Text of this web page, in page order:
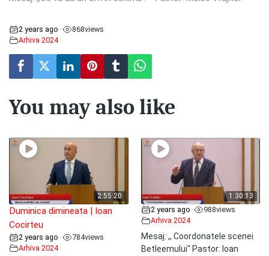
2 years ago • 868views
Arhiva 2024
You may also like
2:55:20
Duminica dimineata | Ioan
Cocirteu
2 years ago • 784views
Arhiva 2024
1:30:13
2 years ago • 988views
Arhiva 2024
Mesaj: ,, Coordonatele scenei
Betleemului" Pastor: Ioan